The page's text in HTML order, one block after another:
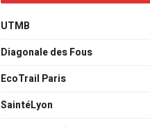
UTMB
Diagonale des Fous
EcoTrail Paris
SaintéLyon